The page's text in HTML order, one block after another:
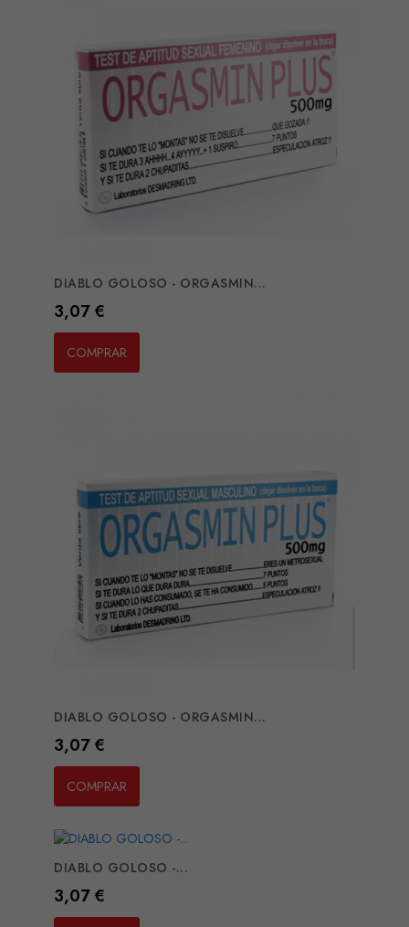
DIABLO GOLOSO - ORGASMIN...
Preço
3,07 €
COMPRAR
DIABLO GOLOSO - ORGASMIN...
Preço
3,07 €
COMPRAR
DIABLO GOLOSO -...
Preço
3,07 €